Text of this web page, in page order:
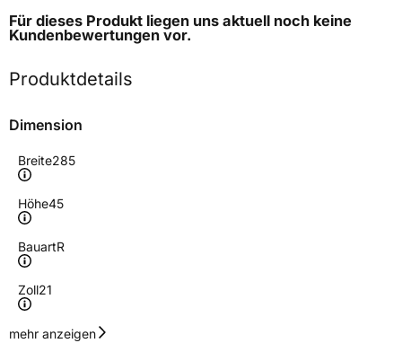
Für dieses Produkt liegen uns aktuell noch keine
Kundenbewertungen vor.
Produktdetails
Dimension
Breite285
Höhe45
BauartR
Zoll21
Geschwindigkeitsindex
mehr anzeigen